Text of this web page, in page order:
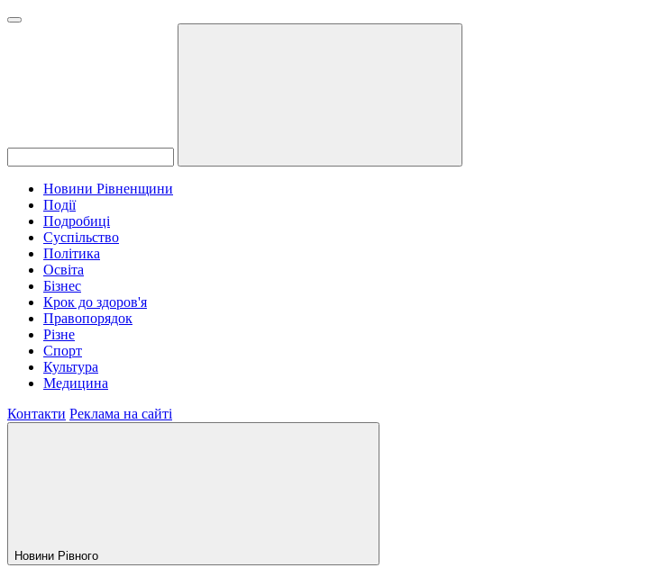
Новини Рівненщини
Події
Подробиці
Суспільство
Політика
Освіта
Бізнес
Крок до здоров'я
Правопорядок
Різне
Спорт
Культура
Медицина
Контакти Реклама на сайті
Новини Рiвного